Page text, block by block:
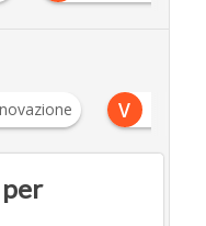
V Video